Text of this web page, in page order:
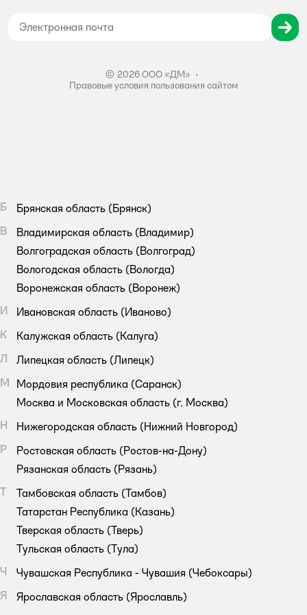
Правила бонусной программы
© 2026 ООО «ДМ» •
Правовые условия пользования сайтом
Б Брянская область (Брянск)
В
Владимирская область (Владимир)
Волгоградская область (Волгоград)
Вологодская область (Вологда)
Воронежская область (Воронеж)
И
Ивановская область (Иваново)
К
Калужская область (Калуга)
Л
Липецкая область (Липецк)
М
Мордовия республика (Саранск)
Москва и Московская область (г. Москва)
Н
Нижегородская область (Нижний Новгород)
Р
Ростовская область (Ростов-на-Дону)
Рязанская область (Рязань)
Т
Тамбовская область (Тамбов)
Татарстан Республика (Казань)
Тверская область (Тверь)
Тульская область (Тула)
Ч
Чувашская Республика - Чувашия (Чебоксары)
Я
Ярославская область (Ярославль)